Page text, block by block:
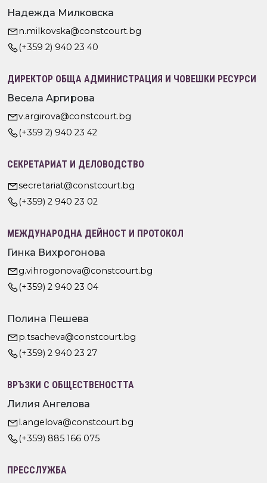
Надежда Милковска
n.milkovska@constcourt.bg
(+359 2) 940 23 40
ДИРЕКТОР ОБЩА АДМИНИСТРАЦИЯ И ЧОВЕШКИ РЕСУРСИ
Весела Аргирова
v.argirova@constcourt.bg
(+359 2) 940 23 42
СЕКРЕТАРИАТ И ДЕЛОВОДСТВО
secretariat@constcourt.bg
(+359) 2 940 23 02
МЕЖДУНАРОДНА ДЕЙНОСТ И ПРОТОКОЛ
Гинка Вихрогонова
g.vihrogonova@constcourt.bg
(+359) 2 940 23 04
Полина Пешева
p.tsacheva@constcourt.bg
(+359) 2 940 23 27
ВРЪЗКИ С ОБЩЕСТВЕНОСТТА
Лилия Ангелова
l.angelova@constcourt.bg
(+359) 885 166 075
ПРЕССЛУЖБА